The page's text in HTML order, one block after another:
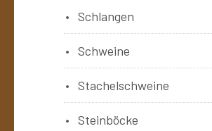
Schlangen
Schweine
Stachelschweine
Steinböcke